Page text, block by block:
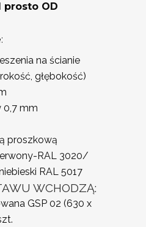
prosto OD
na ścianie
głębokość)
0,7 mm
proszkową
RAL 3020/
RAL 5017
WCHODZĄ:
GSP 02 (630 x